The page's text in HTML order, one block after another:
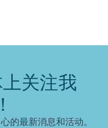
关注我
的最新消息和活动。